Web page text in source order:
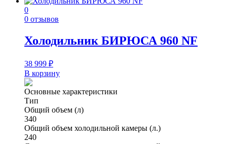
0
0 отзывов
Холодильник БИРЮСА 960 NF
38 999 ₽
В корзину
Основные характеристики
Тип
Общий объем (л)
340
Общий объем холодильной камеры (л.)
240